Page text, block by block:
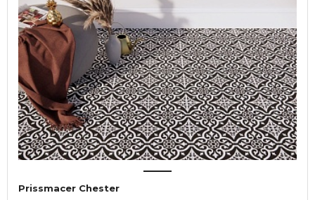
Prissmacer Chester